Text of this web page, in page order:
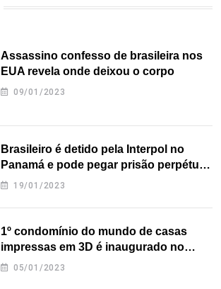
Assassino confesso de brasileira nos
EUA revela onde deixou o corpo
09/01/2023
Brasileiro é detido pela Interpol no
Panamá e pode pegar prisão perpétua
nos EUA
19/01/2023
1º condomínio do mundo de casas
impressas em 3D é inaugurado no
Texas
05/01/2023